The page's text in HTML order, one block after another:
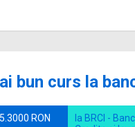
bun curs la
RON
la BRCI -